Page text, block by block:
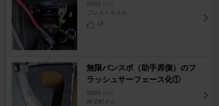
S660 [JW]
プレ３ｒｄさん
18
無限バンスポ（助手席側）のフ
ラッシュサーフェース化①
S660 [JW]
神父村さん